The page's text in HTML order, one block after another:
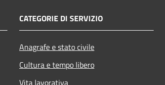
CATEGORIE DI SERVIZIO
Anagrafe e stato civile
Cultura e tempo libero